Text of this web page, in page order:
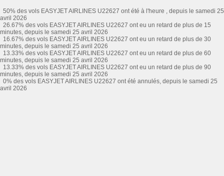
50% des vols EASYJET AIRLINES U22627 ont été à l'heure , depuis le samedi 25
avril 2026
26.67% des vols EASYJET AIRLINES U22627 ont eu un retard de plus de 15
minutes, depuis le samedi 25 avril 2026
16.67% des vols EASYJET AIRLINES U22627 ont eu un retard de plus de 30
minutes, depuis le samedi 25 avril 2026
13.33% des vols EASYJET AIRLINES U22627 ont eu un retard de plus de 60
minutes, depuis le samedi 25 avril 2026
13.33% des vols EASYJET AIRLINES U22627 ont eu un retard de plus de 90
minutes, depuis le samedi 25 avril 2026
0% des vols EASYJET AIRLINES U22627 ont été annulés, depuis le samedi 25
avril 2026